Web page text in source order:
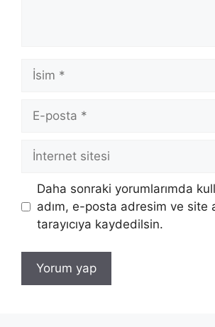
İsim
posta
İnternet
Daha sonraki yorumlarımda
adım, e-posta adresim ve site
tarayıcıya kaydedilsin.